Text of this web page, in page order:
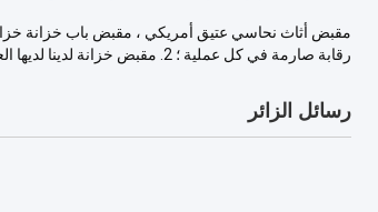
رقابة صارمة في كل عملية ؛ 2. مقبض خزانة لدينا لديها العديد من الأحجا...
رسائل الزائر